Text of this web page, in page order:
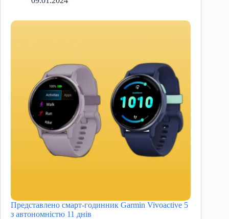
Представлено смарт-годинник Garmin Vivoactive 5
з автономністю 11 днів